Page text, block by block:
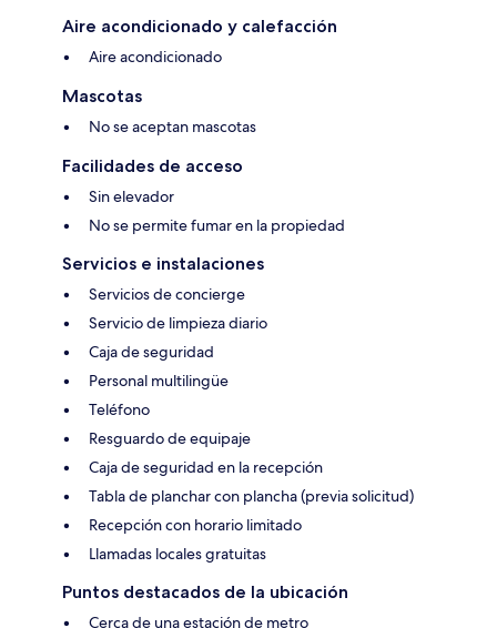
Aire acondicionado y calefacción
Aire acondicionado
Mascotas
No se aceptan mascotas
Facilidades de acceso
Sin elevador
No se permite fumar en la propiedad
Servicios e instalaciones
Servicios de concierge
Servicio de limpieza diario
Caja de seguridad
Personal multilingüe
Teléfono
Resguardo de equipaje
Caja de seguridad en la recepción
Tabla de planchar con plancha (previa solicitud)
Recepción con horario limitado
Llamadas locales gratuitas
Puntos destacados de la ubicación
Cerca de una estación de metro